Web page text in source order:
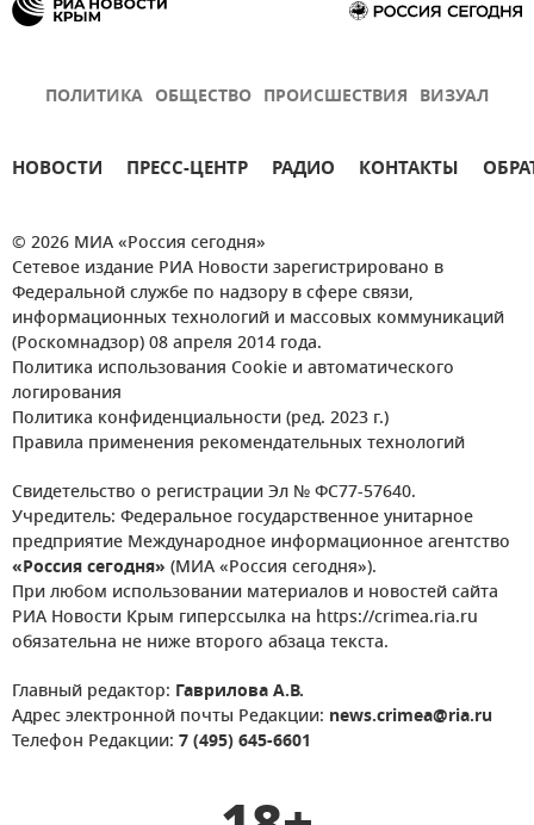
ПОЛИТИКА ОБЩЕСТВО ПРОИСШЕСТВИЯ ВИЗУАЛ
НОВОСТИ ПРЕСС-ЦЕНТР РАДИО КОНТАКТЫ
© 2026 МИА «Россия сегодня»
Сетевое издание РИА Новости зарегистрировано в
Федеральной службе по надзору в сфере связи,
информационных технологий и массовых коммуникаций
(Роскомнадзор) 08 апреля 2014 года.
Политика использования Cookie и автоматического
логирования
Политика конфиденциальности (ред. 2023 г.)
Правила применения рекомендательных технологий
Свидетельство о регистрации Эл № ФС77-57640.
Учредитель: Федеральное государственное унитарное
предприятие Международное информационное агентство
«Россия сегодня» (МИА «Россия сегодня»).
При любом использовании материалов и новостей сайта
РИА Новости Крым гиперссылка на https://crimea.ria.ru
обязательна не ниже второго абзаца текста.
Главный редактор: Гаврилова А.В.
Адрес электронной почты Редакции: news.crimea@ria.ru
Телефон Редакции: 7 (495) 645-6601